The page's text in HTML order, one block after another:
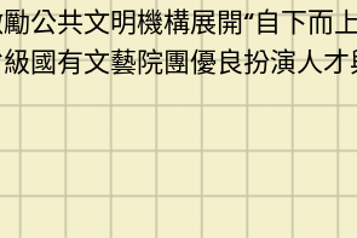
公共文明機構展開“自下而
國有文藝院團優良扮演人